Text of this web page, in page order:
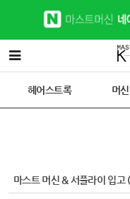
헤어스트록 머신
마스트 머신 & 서플라이 입고